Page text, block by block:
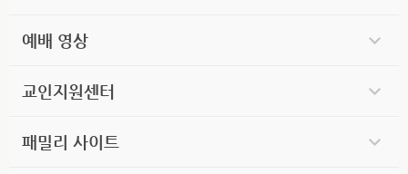
예배 영상
교인지원센터
패밀리 사이트